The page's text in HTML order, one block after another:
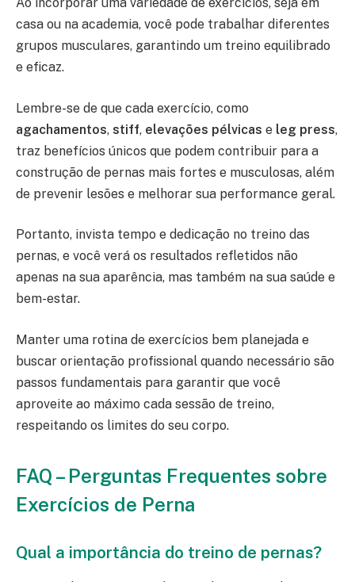
casa ou na academia, você pode trabalhar diferentes
grupos musculares, garantindo um treino equilibrado
e eficaz.
Lembre-se de que cada exercício, como
agachamentos, stiff, elevações pélvicas e leg press,
traz benefícios únicos que podem contribuir para a
construção de pernas mais fortes e musculosas, além
de prevenir lesões e melhorar sua performance geral.
Portanto, invista tempo e dedicação no treino das
pernas, e você verá os resultados refletidos não
apenas na sua aparência, mas também na sua saúde e
bem-estar.
Manter uma rotina de exercícios bem planejada e
buscar orientação profissional quando necessário são
passos fundamentais para garantir que você
aproveite ao máximo cada sessão de treino,
respeitando os limites do seu corpo.
FAQ – Perguntas Frequentes sobre
Exercícios de Perna
Qual a importância do treino de pernas?